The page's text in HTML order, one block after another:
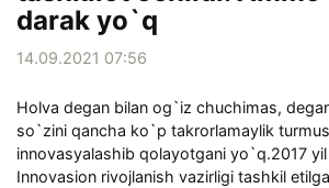
darak yo`q
14.09.2021 07:56
Holva degan bilan og`iz chuchimas,
so`zini qancha ko`p takrorlamaylik
innovasyalashib qolayotgani yo`q.2017
Innovasion rivojlanish vazirligi tashkil